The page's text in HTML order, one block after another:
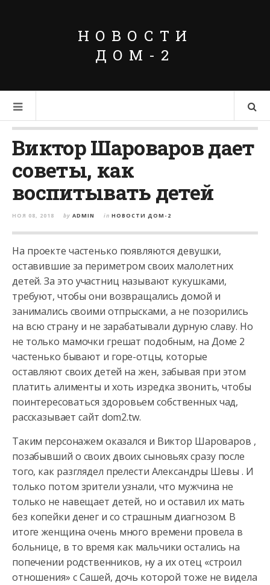
НОВОСТИ
ДОМ-2
Виктор Шароваров дает
советы, как
воспитывать детей
НОЯ 08, 2018 by ADMIN in НОВОСТИ ДОМ-2
На проекте частенько появляются девушки,
оставившие за периметром своих малолетних
детей. За это участниц называют кукушками,
требуют, чтобы они возвращались домой и
занимались своими отпрысками, а не позорились
на всю страну и не зарабатывали дурную славу. Но
не только мамочки грешат подобным, на Доме 2
частенько бывают и горе-отцы, которые
оставляют своих детей на жен, забывая при этом
платить алименты и хоть изредка звонить, чтобы
поинтересоваться здоровьем собственных чад,
рассказывает сайт dom2.tw.
Таким персонажем оказался и Виктор Шароваров ,
позабывший о своих двоих сыновьях сразу после
того, как разглядел прелести Александры Шевы . И
только потом зрители узнали, что мужчина не
только не навещает детей, но и оставил их мать
без копейки денег и со страшным диагнозом. В
итоге женщина очень много времени провела в
больнице, в то время как мальчики остались на
попечении родственников, ну а их отец «строил
отношения» с Сашей, дочь которой тоже не видела